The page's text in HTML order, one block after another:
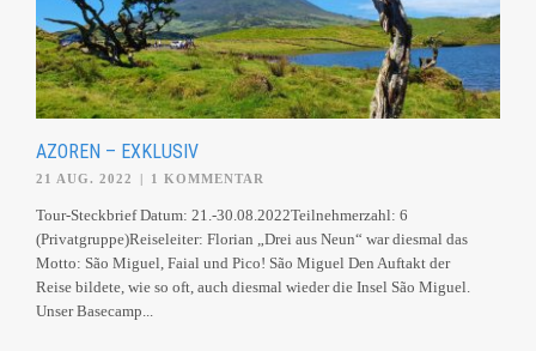
AZOREN – EXKLUSIV
21 AUG. 2022 | 1 KOMMENTAR
Tour-Steckbrief Datum: 21.-30.08.2022Teilnehmerzahl: 6
(Privatgruppe)Reiseleiter: Florian „Drei aus Neun“ war diesmal das
Motto: São Miguel, Faial und Pico! São Miguel Den Auftakt der
Reise bildete, wie so oft, auch diesmal wieder die Insel São Miguel.
Unser Basecamp...